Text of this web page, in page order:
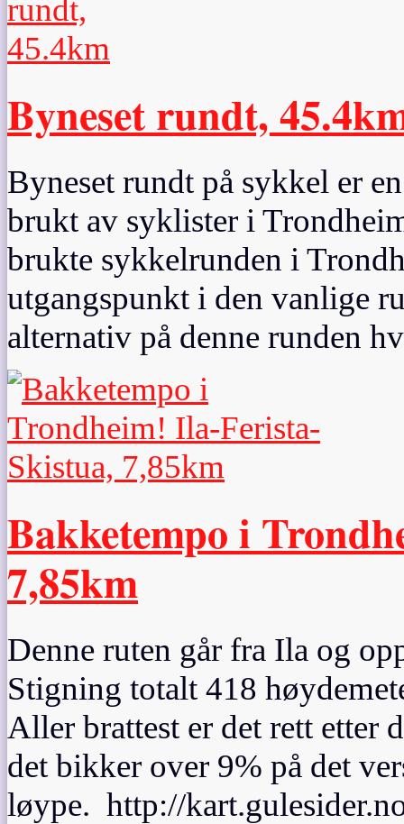
Byneset rundt,
Byneset rundt på sykkel er
brukt av syklister i
brukte sykkelrunden i
utgangspunkt i den vanlige
alternativ på denne runden
Bakketempo i
7,85km
Denne ruten går fra Ila og
Stigning totalt 418
Aller brattest er det rett etter
det bikker over 9% på det
løype. http://